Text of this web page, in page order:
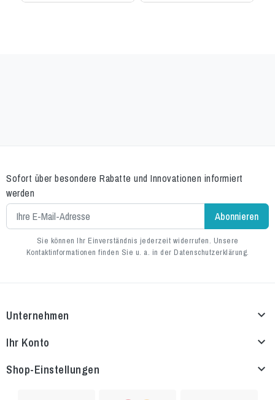
Sofort über besondere Rabatte und Innovationen informiert
werden
Sie können Ihr Einverständnis jederzeit widerrufen. Unsere
Kontaktinformationen finden Sie u. a. in der Datenschutzerklärung.
Unternehmen 
Ihr Konto 
Shop-Einstellungen 